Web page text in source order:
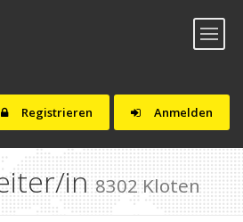
Anmelden
Registrieren
Toggle
in8302 Kloten